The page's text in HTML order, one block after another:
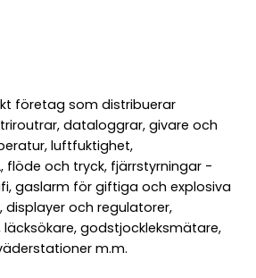
företag som distribuerar
dataloggrar, givare och
luftfuktighet,
flöde och tryck, fjärrstyrningar -
gaslarm för giftiga och explosiva
displayer och regulatorer,
godstjockleksmätare,
m.m.